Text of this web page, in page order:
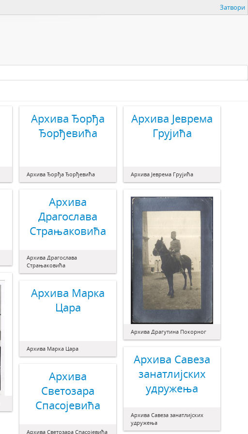
Затвори
Архива Ђорђа
Ђорђевића
Архива Ђорђа Ђорђевића
Архива Јеврема
Грујића
Архива Јеврема Грујића
Архива
Драгослава
Страњаковића
Архива Драгослава
Страњаковића
Архива Драгутина Покорног
Архива Марка
Цара
Архива Марка Цара
Архива Савеза
занатлијских
удружења
Архива Савеза занатлијских
удружења
Архива
Светозара
Спасојевића
Архива Светозара Спасојевића